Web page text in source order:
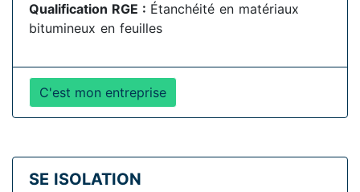
Qualification RGE : Étanchéité en matériaux
bitumineux en feuilles
C'est mon entreprise
SE ISOLATION